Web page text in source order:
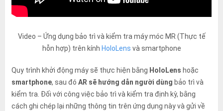
Video – Ứng dụng bảo trì và kiểm tra máy móc MR (Thực tế
hỗn hợp) trên kính HoloLens và smartphone
Quy trình khởi động máy sẽ thực hiện bằng HoloLens hoặc
smartphone, sau đó AR sẽ hướng dẫn người dùng bảo trì và
kiểm tra. Đối với công việc bảo trì và kiểm tra định kỳ, bằng
cách ghi chép lại những thông tin trên ứng dụng này và gửi về